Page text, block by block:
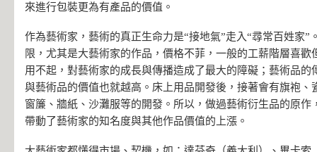
來進行包裝更為有產品的價值。
作為藝術家，藝術的真正生命力是“接地氣”走入“尋常百姓家”
限，尤其是大藝術家的作品，價格不菲，一般的工薪階層喜歡
用不起，對藝術家的成長與傳播造成了最大的障礙；藝術品的
與藝術品的價值也就越高。床上用品開發後，接著會有旗袍、
窗簾、牆紙、沙灘服等的開發。所以，做過藝術衍生品的原作
帶動了藝術家的知名度與其他作品價值的上漲。